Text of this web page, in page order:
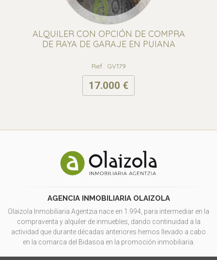
ALQUILER CON OPCIÓN DE COMPRA
DE RAYA DE GARAJE EN PUIANA
Ref.: GV179
17.000 €
AGENCIA INMOBILIARIA OLAIZOLA
Olaizola Inmobiliaria Agentzia nace en 1.994, para intermediar en la
compraventa y alquiler de inmuebles, dando continuidad a la
actividad que durante décadas anteriores hemos llevado a cabo
en la comarca del Bidasoa en la promoción inmobiliaria.